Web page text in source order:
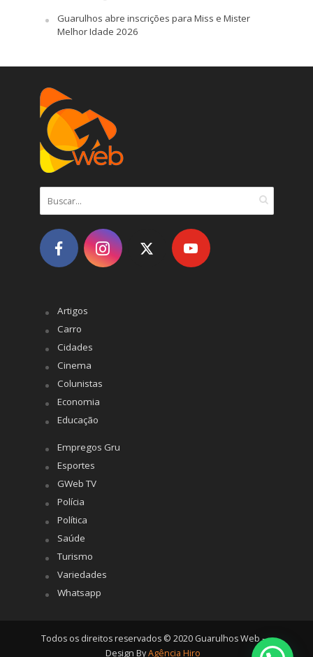
Guarulhos abre inscrições para Miss e Mister
Melhor Idade 2026
Artigos
Carro
Cidades
Cinema
Colunistas
Economia
Educação
Empregos Gru
Esportes
GWeb TV
Polícia
Política
Saúde
Turismo
Variedades
Whatsapp
Todos os direitos reservados © 2020 Guarulhos Web -
Design ByAgência Hiro